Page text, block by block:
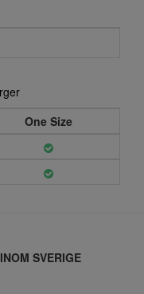
One Size
SVERIGE